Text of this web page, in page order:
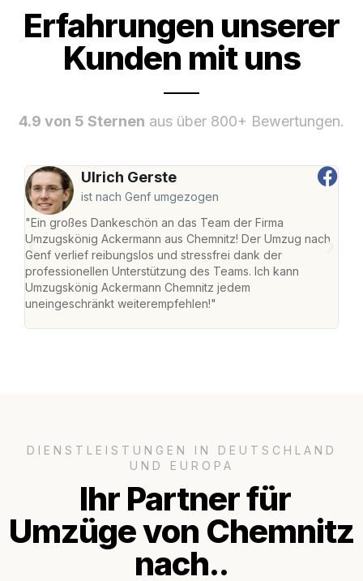
Erfahrungen unserer
Kunden mit uns
4.9 von 5 Sternen aus über 800+ Bewertungen.
Ulrich Gerste
ist nach Genf umgezogen
"Ein großes Dankeschön an das Team der Firma
Umzugskönig Ackermann aus Chemnitz! Der Umzug nach
Genf verlief reibungslos und stressfrei dank der
professionellen Unterstützung des Teams. Ich kann
Umzugskönig Ackermann Chemnitz jedem
uneingeschränkt weiterempfehlen!"
DIENSTLEISTUNGEN IN DEUTSCHLAND
UND EUROPA
Ihr Partner für
Umzüge von Chemnitz
nach..